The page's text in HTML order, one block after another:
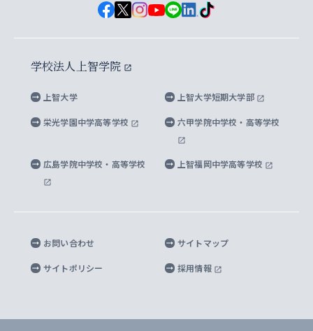
グローバル・スタディーズ研究科
水稀少社会研究センター
先進機械・構造材料イノベーションセンター
マイクロ波サイエンス研究センター
国による高等教育の修学支援新制度
大学院生対象の奨学金
海外留学する際の費用と奨学金
学外とのネットワーク
英文広報誌 SOPHIA magazine
上智大学ビジュアル・アイデンティティ
上智大学校歌 ・上智大学学生歌
上智大学への取材・キャンパスでの撮影について
上智大学の公開情報
上智大学の教育研究活動等の情報公表
内部質保証と自己点検・評価
キャンパス案内
四谷キャンパス 施設紹介
キャンパスへのアクセス
海外拠点
教職協働の取り組み
プライバシーポリシー
学校法人上智学院
上智大学 上智大学短期大学部
栄光学園中学高等学校 六甲学院中学校・高等学校
広島学院中学校・高等学校 上智福岡中学高等学校
お問い合わせ サイトマップ
サイトポリシー 採用情報